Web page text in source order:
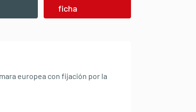
ficha
europea con fijación por la